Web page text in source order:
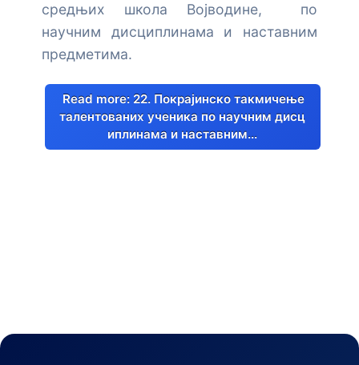
средњих школа Војводине, по
научним дисциплинама и наставним
предметима.
Read more: 22. Покрајинско такмичење
талентованих ученика по научним дисц
иплинама и наставним...